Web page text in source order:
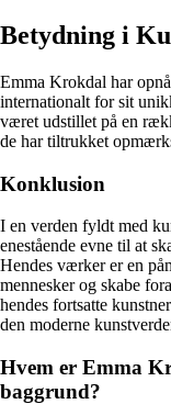
Betydning i
Emma Krokdal har
internationalt for sit
været udstillet på en
de har tiltrukket
Konklusion
I en verden fyldt med
enestående evne til at
Hendes værker er en
mennesker og skabe
hendes fortsatte
den moderne
Hvem er Emma
baggrund?